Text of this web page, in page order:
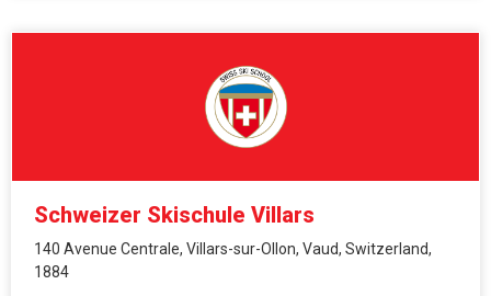
Schweizer Skischule Villars
140 Avenue Centrale, Villars-sur-Ollon, Vaud, Switzerland,
1884